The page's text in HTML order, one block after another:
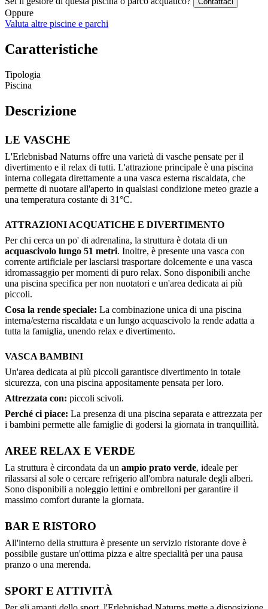
Oppure
Valuta altre piscine e parchi
Caratteristiche
Tipologia
Piscina
Descrizione
LE VASCHE
L'Erlebnisbad Naturns offre una varietà di vasche pensate per il
divertimento e il relax di tutti. L'attrazione principale è una piscina
interna collegata direttamente a una vasca esterna riscaldata, che
permette di nuotare all'aperto in qualsiasi condizione meteo grazie a
una temperatura costante di 31°C.
ATTRAZIONI ACQUATICHE E DIVERTIMENTO
Per chi cerca un po' di adrenalina, la struttura è dotata di un
acquascivolo lungo 51 metri. Inoltre, è presente una vasca con
corrente artificiale per lasciarsi trasportare dolcemente e una vasca
idromassaggio per momenti di puro relax. Sono disponibili anche
una piscina specifica per non nuotatori e un'area dedicata ai più
piccoli.
Cosa la rende speciale: La combinazione unica di una piscina
interna/esterna riscaldata e un lungo acquascivolo la rende adatta a
tutta la famiglia, unendo relax e divertimento.
VASCA BAMBINI
Un'area dedicata ai più piccoli garantisce divertimento in totale
sicurezza, con una piscina appositamente pensata per loro.
Attrezzata con: piccoli scivoli.
Perché ci piace: La presenza di una piscina separata e attrezzata per
i bambini permette alle famiglie di godersi la giornata in tranquillità.
AREE RELAX E VERDE
La struttura è circondata da un ampio prato verde, ideale per
rilassarsi al sole o cercare refrigerio all'ombra naturale degli alberi.
Sono disponibili a noleggio lettini e ombrelloni per garantire il
massimo comfort durante la giornata.
BAR E RISTORO
All'interno della struttura è presente un servizio ristorante dove è
possibile gustare un'ottima pizza e altre specialità per una pausa
pranzo o una merenda.
SPORT E ATTIVITÀ